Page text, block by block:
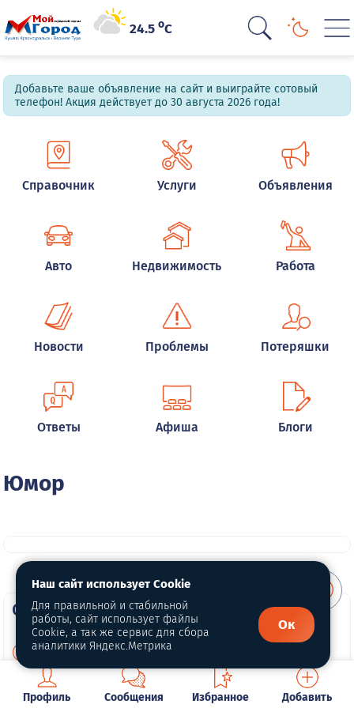
24.5oC
Добавьте ваше объявление на сайт и выиграйте сотовый
телефон! Акция действует до 30 августа 2026 года!
Справочник Услуги Объявления
Авто Недвижимость Работа
Новости Проблемы Потеряшки
Ответы Афиша Блоги
Юмор
О портале
О нас
Политика конфиденциальности
Публичная оферта
Профиль Сообщения Избранное Добавить
Наш сайт использует Cookie
Для правильной и стабильной
работы, сайт использует файлы
Cookie, а так же сервис для сбора
аналитики Яндекс.Метрика
Ок